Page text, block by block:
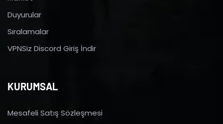
Duyurular
Sıralamalar
VPNSiz Discord Giriş İndir
KURUMSAL
Mesafeli Satış Sözleşmesi